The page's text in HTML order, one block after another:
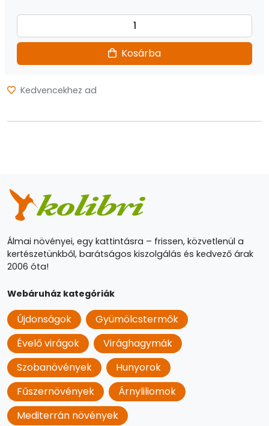
Kosárba
Kedvencekhez ad
Álmai növényei, egy kattintásra – frissen, közvetlenül a
kertészetünkből, barátságos kiszolgálás és kedvező árak
2006 óta!
Webáruház kategóriák
Újdonságok
Gyümölcstermők
Évelő virágok
Virághagymák
Szobanövények
Hunyorok
Fűszernövények
Árnyliliomok
Mediterrán növények